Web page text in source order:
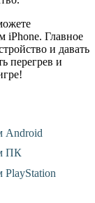
iPhone. Главное
и давать
перегрев и
Android
ПК
PlayStation